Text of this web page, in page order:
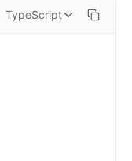
TypeScript